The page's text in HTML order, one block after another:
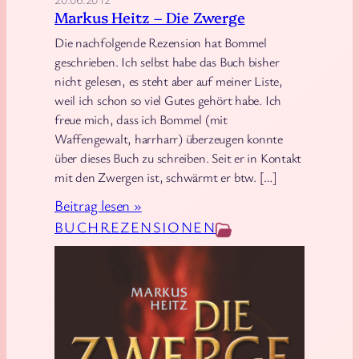
r
g
e
BUCHREZENSIONEN
Markus Heitz – Die Zwerge
Die nachfolgende Rezension hat Bommel
geschrieben. Ich selbst habe das Buch bisher
nicht gelesen, es steht aber auf meiner Liste,
weil ich schon so viel Gutes gehört habe. Ich
freue mich, dass ich Bommel (mit
Waffengewalt, harrharr) überzeugen konnte
über dieses Buch zu schreiben. Seit er in Kontakt
mit den Zwergen ist, schwärmt er btw. […]
Beitrag lesen »:
M
a
k
u
s